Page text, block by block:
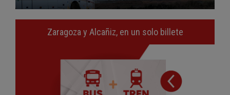
Zaragoza y Alcañiz, en un solo billete